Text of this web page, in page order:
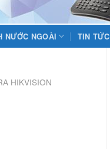
NƯỚC NGOÀI TIN TỨC
HIKVISION